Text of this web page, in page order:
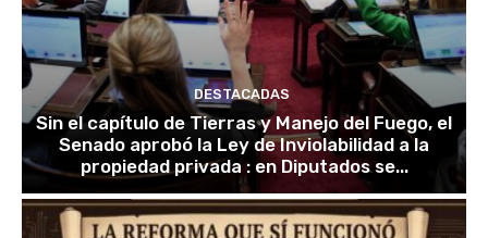
DESTACADAS
Sin el capítulo de Tierras y Manejo del Fuego, el
Senado aprobó la Ley de Inviolabilidad a la
propiedad privada : en Diputados se...